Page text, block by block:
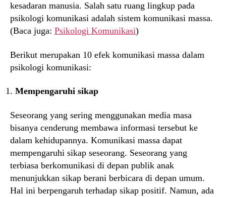
kesadaran manusia. Salah satu ruang lingkup pada
psikologi komunikasi adalah sistem komunikasi massa.
(Baca juga: Psikologi Komunikasi)
Berikut merupakan 10 efek komunikasi massa dalam
psikologi komunikasi:
Mempengaruhi sikap
Seseorang yang sering menggunakan media masa
bisanya cenderung membawa informasi tersebut ke
dalam kehidupannya. Komunikasi massa dapat
mempengaruhi sikap seseorang. Seseorang yang
terbiasa berkomunikasi di depan publik anak
menunjukkan sikap berani berbicara di depan umum.
Hal ini berpengaruh terhadap sikap positif. Namun, ada